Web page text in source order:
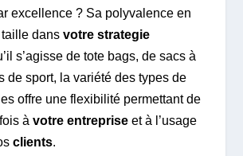
excellence ? Sa polyvalence en
taille dansvotre strategie
s’agisse de tote bags, de sacs à
de sport, la variété des types de
offre une flexibilité permettant de
fois àvotre entreprise et à l’usage
clients.